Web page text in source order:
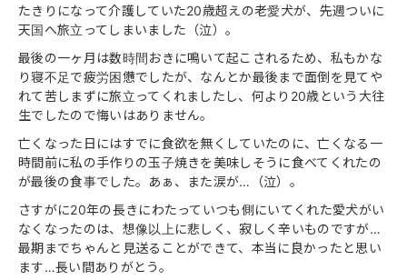
たきりになって介護していた20歳超えの老愛犬が、先週ついに
天国へ旅立ってしまいました（泣）。
最後の一ヶ月は数時間おきに鳴いて起こされるため、私もかな
り寝不足で疲労困憊でしたが、なんとか最後まで面倒を見てや
れて苦しまずに旅立ってくれましたし、何より20歳という大往
生でしたので悔いはありません。
亡くなった日にはすでに食欲を無くしていたのに、亡くなる一
時間前に私の手作りの玉子焼きを美味しそうに食べてくれたの
が最後の食事でした。あぁ、また涙が…（泣）。
さすがに20年の長きにわたっていつも側にいてくれた愛犬がい
なくなったのは、想像以上に悲しく、寂しく辛いものですが…
最期までちゃんと見送ることができて、本当に良かったと思い
ます…長い間ありがとう。